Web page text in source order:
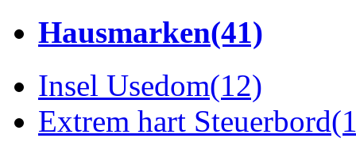
Hausmarken(41)
Insel Usedom(12)
Extrem hart Steuerbord